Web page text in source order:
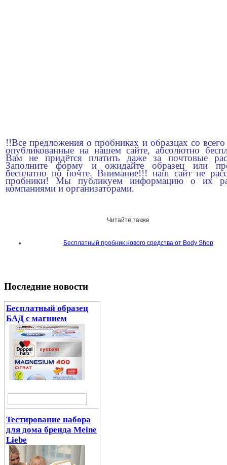
!!Все предложения о пробниках и образцах со
опубликованные на нашем сайте, абсолютно
Вам не придётся платить даже за почтовые
Заполните форму и ожидайте образец или
бесплатно по почте. Внимание!!! наш сайт не
пробники! Мы публикуем информацию о их
компаниями и организаторами.
Читайте также
Бесплатный пробник нового средства от Body Shop
Последние новости
Бесплатный образец
БАД с магнием
Тестирование набора
для дома бренда Meine
Liebe